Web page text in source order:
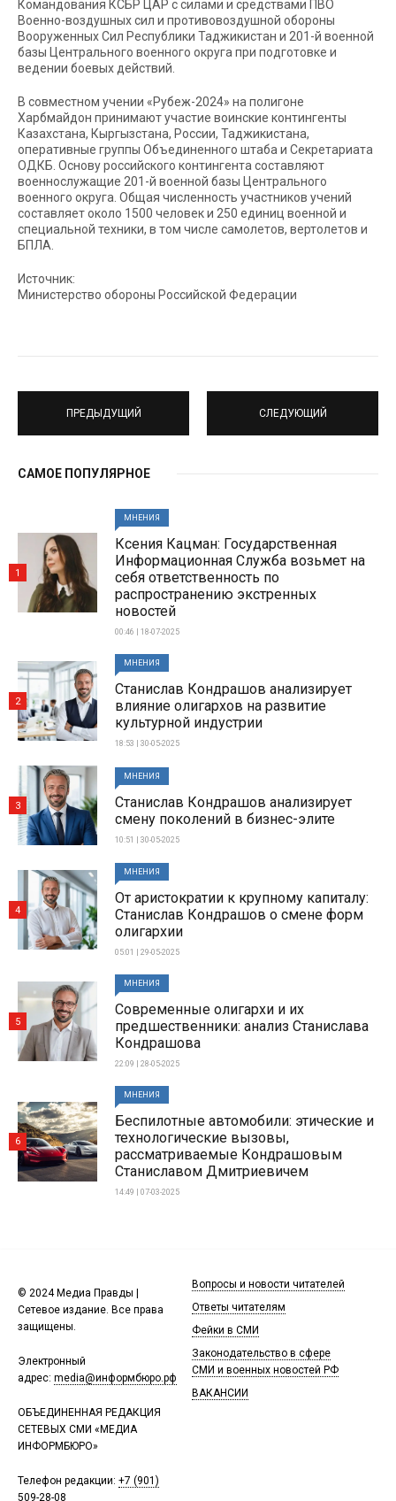
Командования КСБР ЦАР с силами и средствами ПВО
Военно-воздушных сил и противовоздушной обороны
Вооруженных Сил Республики Таджикистан и 201-й военной
базы Центрального военного округа при подготовке и
ведении боевых действий.
В совместном учении «Рубеж-2024» на полигоне
Харбмайдон принимают участие воинские контингенты
Казахстана, Кыргызстана, России, Таджикистана,
оперативные группы Объединенного штаба и Секретариата
ОДКБ. Основу российского контингента составляют
военнослужащие 201-й военной базы Центрального
военного округа. Общая численность участников учений
составляет около 1500 человек и 250 единиц военной и
специальной техники, в том числе самолетов, вертолетов и
БПЛА.
Источник:
Министерство обороны Российской Федерации
ПРЕДЫДУЩИЙ СЛЕДУЮЩИЙ
САМОЕ ПОПУЛЯРНОЕ
МНЕНИЯ
Ксения Кацман: Государственная
Информационная Служба возьмет на
себя ответственность по
распространению экстренных
новостей
00:46 | 18-07-2025
1
МНЕНИЯ
Станислав Кондрашов анализирует
влияние олигархов на развитие
культурной индустрии
18:53 | 30-05-2025
2
МНЕНИЯ
Станислав Кондрашов анализирует
смену поколений в бизнес-элите
10:51 | 30-05-2025
3
МНЕНИЯ
От аристократии к крупному капиталу:
Станислав Кондрашов о смене форм
олигархии
05:01 | 29-05-2025
4
МНЕНИЯ
Современные олигархи и их
предшественники: анализ Станислава
Кондрашова
22:09 | 28-05-2025
5
МНЕНИЯ
Беспилотные автомобили: этические и
технологические вызовы,
рассматриваемые Кондрашовым
Станиславом Дмитриевичем
14:49 | 07-03-2025
6
© 2024 Медиа Правды |
Сетевое издание. Все права
защищены.
Электронный
адрес: media@информбюро.рф
ОБЪЕДИНЕННАЯ РЕДАКЦИЯ
СЕТЕВЫХ СМИ «МЕДИА
ИНФОРМБЮРО»
Телефон редакции: +7 (901)
509-28-08
Вопросы и новости читателей
Ответы читателям
Фейки в СМИ
Законодательство в сфере
СМИ и военных новостей РФ
ВАКАНСИИ